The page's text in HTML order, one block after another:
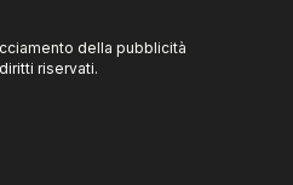
della pubblicità
riservati.